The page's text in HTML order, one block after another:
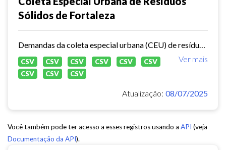
Sólidos de Fortaleza
Ver mais
CSV CSV CSV CSV CSV
CSV
CSV
CSV CSV
Atualização: 08/07/2025
Você também pode ter acesso a esses registros usando a API (veja
Documentação da API).